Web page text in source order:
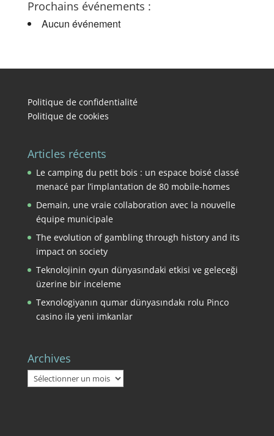
Prochains événements :
Aucun événement
Politique de confidentialité
Politique de cookies
Articles récents
Le camping du petit bois : un espace boisé classé
menacé par l’implantation de 80 mobile-homes
Demain, une vraie collaboration avec la nouvelle
équipe municipale
The evolution of gambling through history and its
impact on society
Teknolojinin oyun dünyasındaki etkisi ve geleceği
üzerine bir inceleme
Texnologiyanın qumar dünyasındakı rolu Pinco
casino ilə yeni imkanlar
Archives
Archives